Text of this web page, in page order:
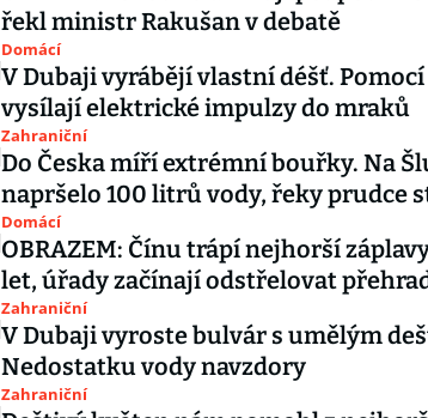
řekl ministr Rakušan v debatě
Domácí
V Dubaji vyrábějí vlastní déšť.
vysílají elektrické impulzy do mraků
Zahraniční
Do Česka míří extrémní bouřky. Na
napršelo 100 litrů vody, řeky prudce
Domácí
OBRAZEM: Čínu trápí nejhorší
let, úřady začínají odstřelovat
Zahraniční
V Dubaji vyroste bulvár s umělým
Nedostatku vody navzdory
Zahraniční